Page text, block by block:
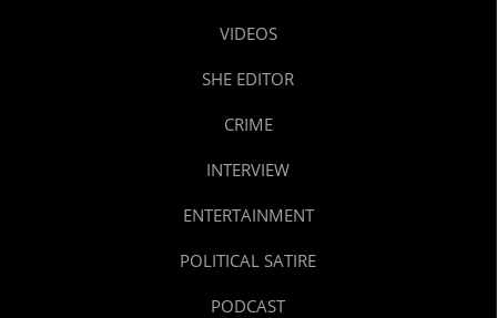
VIDEOS
SHE EDITOR
CRIME
INTERVIEW
ENTERTAINMENT
POLITICAL SATIRE
PODCAST